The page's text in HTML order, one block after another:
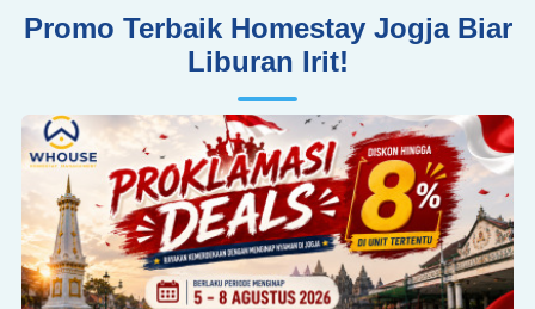
Promo Terbaik Homestay Jogja Biar
Liburan Irit!